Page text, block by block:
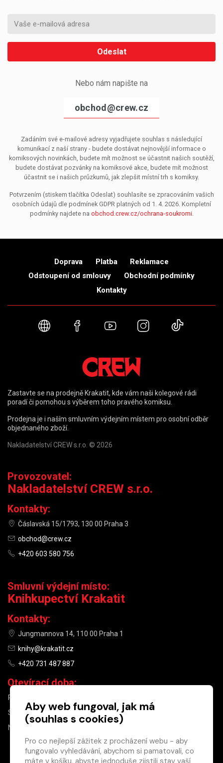
Odeslat
Nebo nám napište na
obchod@crew.cz
Zadáním své e-mailové adresy vyjadřujete souhlas s následující
komunikací z naší strany - budete dostávat nejnovější informace o
komiksových novinkách, budete mít možnost se účastnit našich soutěží,
budete dostávat pozvánky na komiksové akce, budete mít možnost
účastnit se i našich průzkumů, jak zlepšit místní trh s komiksy.
Potvrzením (stiskem tlačítka Odeslat) souhlasíte se zpracováním vašich
osobních údajů dle podmínek GDPR platných od 1. 4. 2026. Kompletní
podmínky najdete na obchod.crew.cz/ochrana-soukromi.
×
Doprava Platba
Reklamace
Odstoupení od smlouvy
Obchodní podmínky
Kontakty
Webové stránky
FacebookYouTubeInstagram
Zastavte se na prodejně Krakatit, kde vám naši kolegové rádi
poradí či pomohou s výběrem toho pravého komiksu.
Prodejna je i naším smluvním výdejním místem pro osobní odběr
objednaného zboží.
Nakladatelství CREW s.r.o. © 2026
Provozovatel:
Nakladatelství CREW s.r.o.
Kontakty:
Čáslavská 15/1793, 130 00 Praha 3
obchod@crew.cz
+420 603 580 756
Smluvní výdejní místo:
Knihkupectví Krakatit
Kontakty:
Jungmannova 14, 110 00 Praha 1
knihy@krakatit.cz
+420 731 487 887
Otevírací doba:
PO–PÁ
SO
10:00–13:00
NE
Aby web fungoval, jak má
(souhlas s cookies)
Pro co nejlepší zážitek z procházení webu - aby
fungovalo vyhledávání, abychom si pamatovali, co
máte v košíku, abyste jednoduše zjistili stav vaší